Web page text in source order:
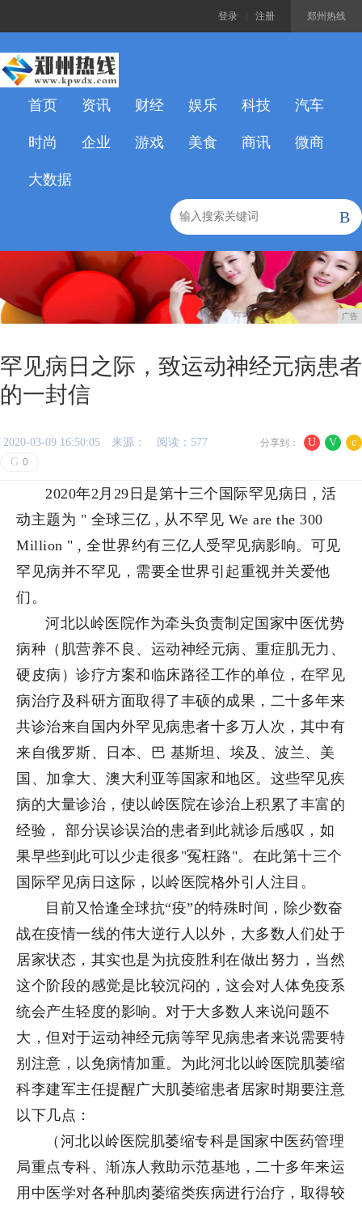
郑州热线
登录 注册
首页 资讯 财经 娱乐 科技 汽车
时尚 企业 游戏 美食 商讯 微商
大数据
B
广告
罕见病日之际，致运动神经元病患者
的一封信
U V c
分享到：
2020-03-09 16:50:05 来源：
阅读：577
G 0
2020年2月29日是第十三个国际罕见病日 , 活
动主题为 " 全球三亿 , 从不罕见 We are the 300
Million " , 全世界约有三亿人受罕见病影响。可见
罕见病并不罕见，需要全世界引起重视并关爱他
们。
河北以岭医院作为牵头负责制定国家中医优势
病种（肌营养不良、运动神经元病、重症肌无力、
硬皮病）诊疗方案和临床路径工作的单位，在罕见
病治疗及科研方面取得了丰硕的成果，二十多年来
共诊治来自国内外罕见病患者十多万人次，其中有
来自俄罗斯、日本、巴 基斯坦、埃及、波兰、美
国、加拿大、澳大利亚等国家和地区。这些罕见疾
病的大量诊治，使以岭医院在诊治上积累了丰富的
经验， 部分误诊误治的患者到此就诊后感叹，如
果早些到此可以少走很多"冤枉路"。在此第十三个
国际罕见病日这际，以岭医院格外引人注目。
目前又恰逢全球抗“疫”的特殊时间，除少数奋
战在疫情一线的伟大逆行人以外，大多数人们处于
居家状态，其实也是为抗疫胜利在做出努力，当然
这个阶段的感觉是比较沉闷的，这会对人体免疫系
统会产生轻度的影响。对于大多数人来说问题不
大，但对于运动神经元病等罕见病患者来说需要特
别注意，以免病情加重。为此河北以岭医院肌萎缩
科李建军主任提醒广大肌萎缩患者居家时期要注意
以下几点：
（河北以岭医院肌萎缩专科是国家中医药管理
局重点专科、渐冻人救助示范基地，二十多年来运
用中医学对各种肌肉萎缩类疾病进行治疗，取得较